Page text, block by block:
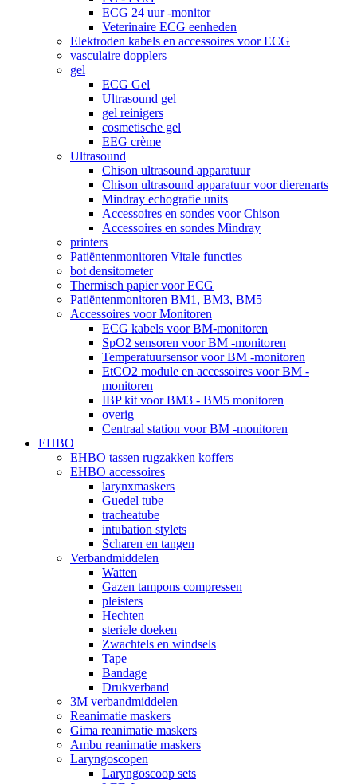
ECG 24 uur -monitor
Veterinaire ECG eenheden
Elektroden kabels en accessoires voor ECG
vasculaire dopplers
gel
ECG Gel
Ultrasound gel
gel reinigers
cosmetische gel
EEG crème
Ultrasound
Chison ultrasound apparatuur
Chison ultrasound apparatuur voor dierenarts
Mindray echografie units
Accessoires en sondes voor Chison
Accessoires en sondes Mindray
printers
Patiëntenmonitoren Vitale functies
bot densitometer
Thermisch papier voor ECG
Patiëntenmonitoren BM1, BM3, BM5
Accessoires voor Monitoren
ECG kabels voor BM-monitoren
SpO2 sensoren voor BM -monitoren
Temperatuursensor voor BM -monitoren
EtCO2 module en accessoires voor BM -
monitoren
IBP kit voor BM3 - BM5 monitoren
overig
Centraal station voor BM -monitoren
EHBO
EHBO tassen rugzakken koffers
EHBO accessoires
larynxmaskers
Guedel tube
tracheatube
intubation stylets
Scharen en tangen
Verbandmiddelen
Watten
Gazen tampons compressen
pleisters
Hechten
steriele doeken
Zwachtels en windsels
Tape
Bandage
Drukverband
3M verbandmiddelen
Reanimatie maskers
Gima reanimatie maskers
Ambu reanimatie maskers
Laryngoscopen
Laryngoscoop sets